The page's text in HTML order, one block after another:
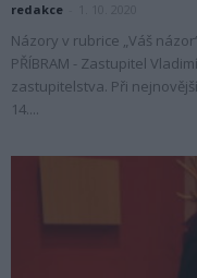
redakce
Názory v rubrice „Váš
PŘÍBRAM - Zastupitel
zastupitelstva. Při
14....